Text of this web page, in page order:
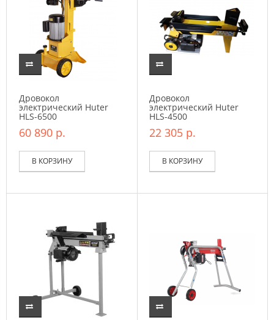
Дровокол
электрический Huter
HLS-6500
60 890 р.
В КОРЗИНУ
Дровокол
электрический Huter
HLS-4500
22 305 р.
В КОРЗИНУ